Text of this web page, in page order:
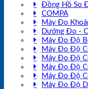
Đồng Hồ So
COMPA
Máy Đo
Dưỡng Đo -
Máy Đo Độ
Máy Đo Độ
Máy Đo Độ
Máy Đo Độ
Máy Đo Độ
Máy Đo Độ